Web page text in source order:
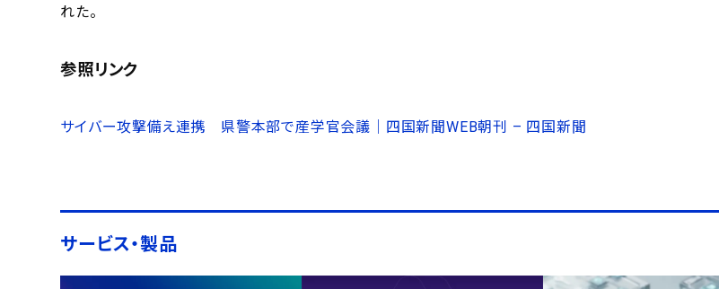
れた。
参照リンク
サイバー攻撃備え連携 県警本部で産学官会議｜四国新聞WEB朝刊 – 四国新聞
サービス・製品